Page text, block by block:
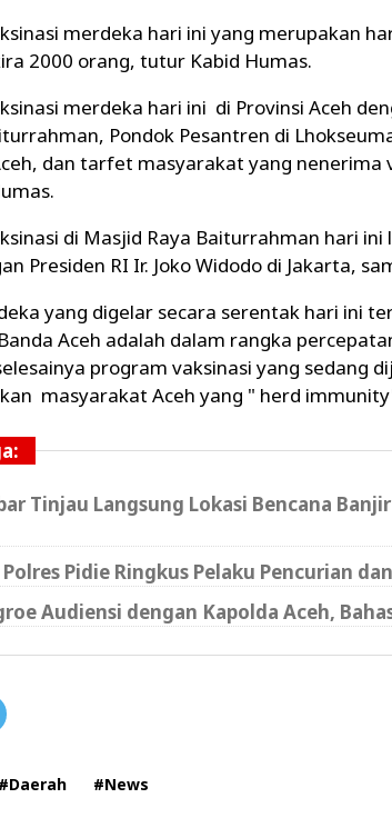
merdeka hari ini yang merupakan
2000 orang, tutur Kabid Humas.
merdeka hari ini di Provinsi Aceh
Pondok Pesantren di
dan tarfet masyarakat yang nenerima
di Masjid Raya Baiturrahman hari
Presiden RI Ir. Joko Widodo di Jakarta,
yang digelar secara serentak hari ini
Aceh adalah dalam rangka
program vaksinasi yang sedang
masyarakat Aceh yang " herd
Tinjau Langsung Lokasi Bencana
Pidie Ringkus Pelaku Pencurian
Audiensi dengan Kapolda Aceh,
#Daerah #News